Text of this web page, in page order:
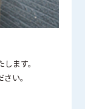
ます。
い。